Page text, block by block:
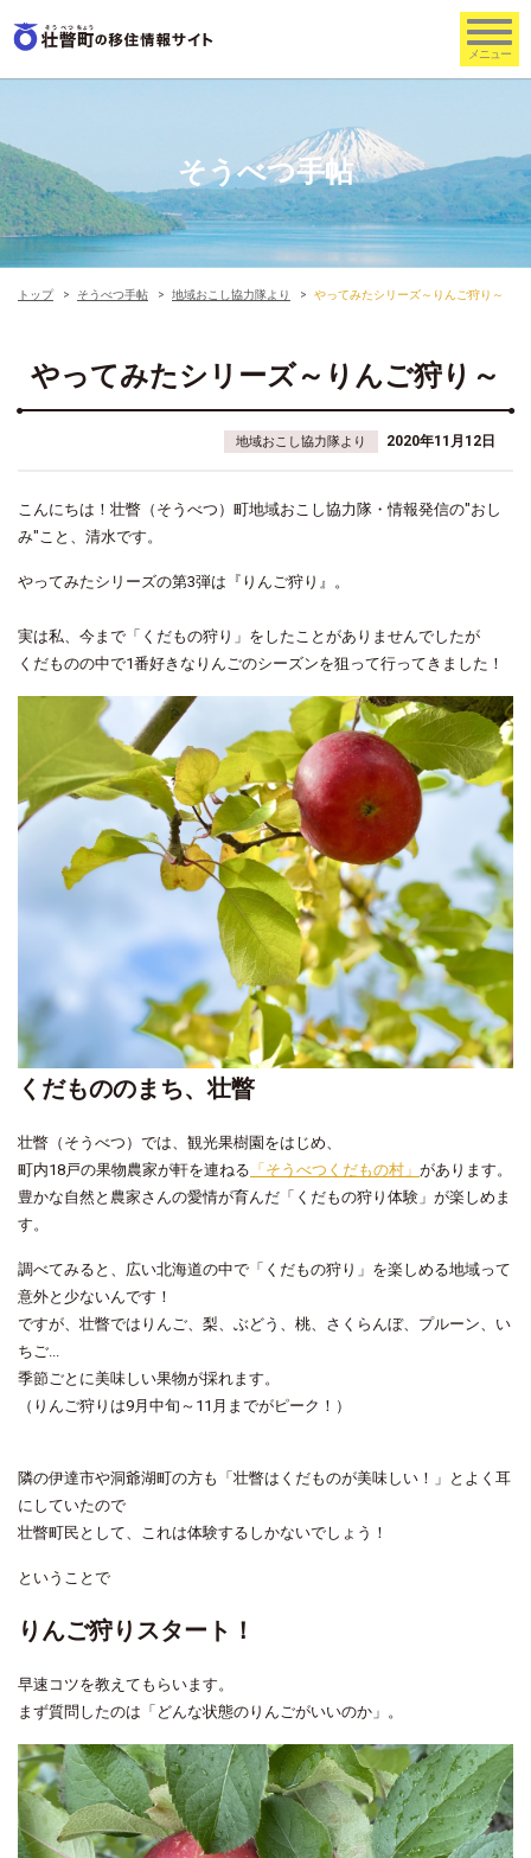
そうべつ手帖
トップ そうべつ手帖 地域おこし協力隊より やってみたシリーズ～りんご狩り～
やってみたシリーズ～りんご狩り～
地域おこし協力隊より 2020年11月12日
こんにちは！壮瞥（そうべつ）町地域おこし協力隊・情報発信の"おし
み"こと、清水です。
やってみたシリーズの第3弾は『りんご狩り』。
実は私、今まで「くだもの狩り」をしたことがありませんでしたが
くだものの中で1番好きなりんごのシーズンを狙って行ってきました！
くだもののまち、壮瞥
壮瞥（そうべつ）では、観光果樹園をはじめ、
町内18戸の果物農家が軒を連ねる 「そうべつくだもの村」 があります。
豊かな自然と農家さんの愛情が育んだ「くだもの狩り体験」が楽しめま
す。
調べてみると、広い北海道の中で「くだもの狩り」を楽しめる地域って
意外と少ないんです！
ですが、壮瞥ではりんご、梨、ぶどう、桃、さくらんぼ、プルーン、い
ちご...
季節ごとに美味しい果物が採れます。
（りんご狩りは9月中旬～11月までがピーク！）
隣の伊達市や洞爺湖町の方も「壮瞥はくだものが美味しい！」とよく耳
にしていたので
壮瞥町民として、これは体験するしかないでしょう！
ということで
りんご狩りスタート！
早速コツを教えてもらいます。
まず質問したのは「どんな状態のりんごがいいのか」。